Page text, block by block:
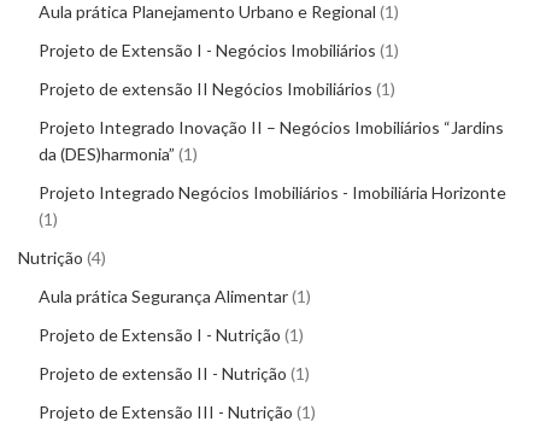
Aula prática Planejamento Urbano e Regional 1
Projeto de Extensão I - Negócios Imobiliários 1
Projeto de extensão II Negócios Imobiliários 1
Projeto Integrado Inovação II – Negócios Imobiliários “Jardins
da (DES)harmonia” 1
Projeto Integrado Negócios Imobiliários - Imobiliária Horizonte
1
Nutrição 4
Aula prática Segurança Alimentar 1
Projeto de Extensão I - Nutrição 1
Projeto de extensão II - Nutrição 1
Projeto de Extensão III - Nutrição 1